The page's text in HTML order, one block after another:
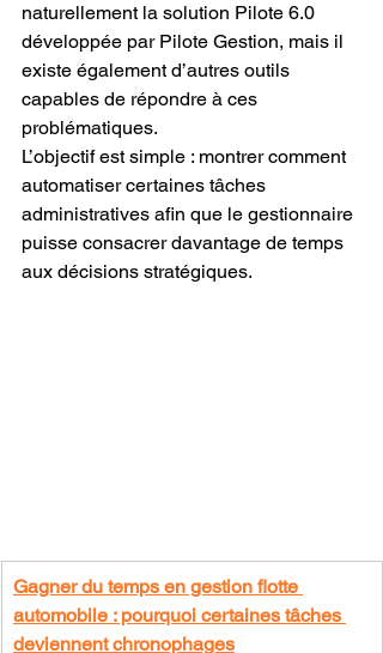
naturellement la solution Pilote 6.0
développée par Pilote Gestion, mais il
existe également d’autres outils
capables de répondre à ces
problématiques.
L’objectif est simple : montrer comment
automatiser certaines tâches
administratives afin que le gestionnaire
puisse consacrer davantage de temps
aux décisions stratégiques.
Gagner du temps en gestion flotte
automobile : pourquoi certaines tâches
deviennent chronophages